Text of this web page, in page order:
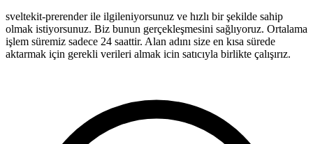
sveltekit-prerender ile ilgileniyorsunuz ve hızlı bir şekilde sahip
olmak istiyorsunuz. Biz bunun gerçekleşmesini sağlıyoruz. Ortalama
işlem süremiz sadece 24 saattir. Alan adını size en kısa sürede
aktarmak için gerekli verileri almak icin satıcıyla birlikte çalışırız.